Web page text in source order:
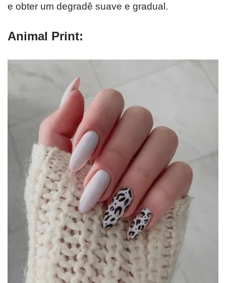
e obter um degradê suave e gradual.
Animal Print: